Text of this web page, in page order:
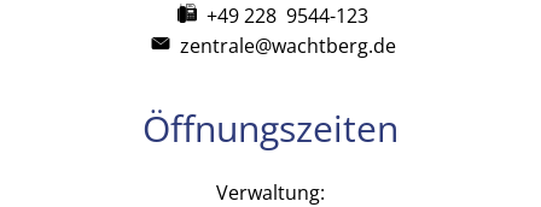
+49 228 9544-123
zentrale@wachtberg.de
Öffnungszeiten
Verwaltung: